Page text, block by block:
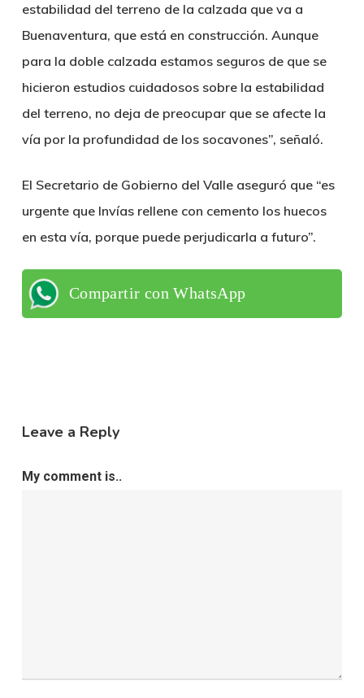
estabilidad del terreno de la calzada que va a
Buenaventura, que está en construcción. Aunque
para la doble calzada estamos seguros de que se
hicieron estudios cuidadosos sobre la estabilidad
del terreno, no deja de preocupar que se afecte la
vía por la profundidad de los socavones”, señaló.
El Secretario de Gobierno del Valle aseguró que “es
urgente que Invías rellene con cemento los huecos
en esta vía, porque puede perjudicarla a futuro”.
Compartir con WhatsApp
Leave a Reply
My comment is..